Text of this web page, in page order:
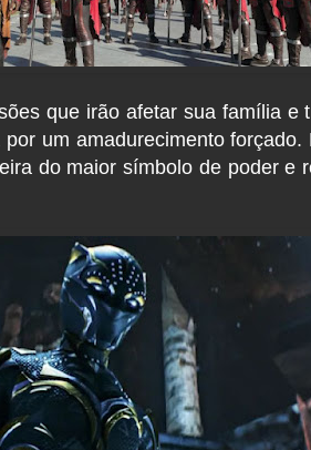
que irão afetar sua família e
um amadurecimento
do maior símbolo de poder e